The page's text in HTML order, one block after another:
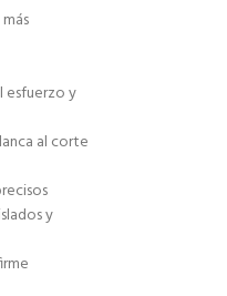
esfuerzo y
al corte
y